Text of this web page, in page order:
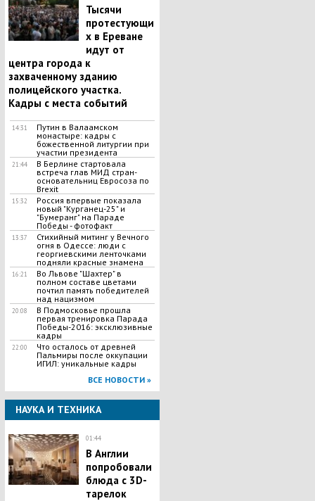
Тысячи
протестующи
х в Ереване
идут от
центра города к
захваченному зданию
полицейского участка.
Кадры с места событий
14:31
Путин в Валаамском
монастыре: кадры с
божественной литургии при
участии президента
21:44
В Берлине стартовала
встреча глав МИД стран-
основательниц Евросоза по
Brexit
15:32
Россия впервые показала
новый "Курганец-25" и
"Бумеранг" на Параде
Победы - фотофакт
13:37
Стихийный митинг у Вечного
огня в Одессе: люди с
георгиевскими ленточками
подняли красные знамена
16:21
Во Львове "Шахтер" в
полном составе цветами
почтил память победителей
над нацизмом
20:08
В Подмосковье прошла
первая тренировка Парада
Победы-2016: эксклюзивные
кадры
22:00
Что осталось от древней
Пальмиры после оккупации
ИГИЛ: уникальные кадры
ВСЕ НОВОСТИ »
НАУКА И ТЕХНИКА
01:44
В Англии
попробовали
блюда с 3D-
тарелок